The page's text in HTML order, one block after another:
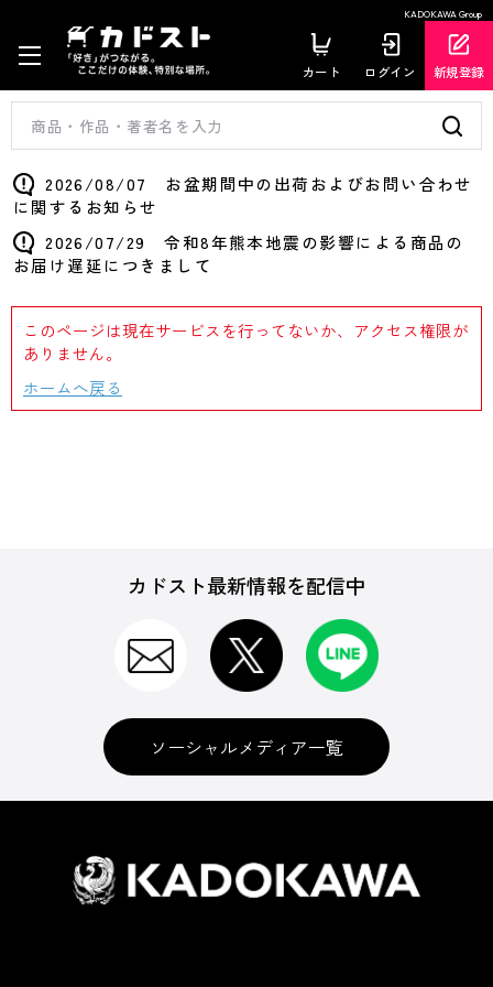
KADOKAWA Group
カート ログイン 新規登録
2026/08/07 お盆期間中の出荷およびお問い合わせ
に関するお知らせ
2026/07/29 令和8年熊本地震の影響による商品の
お届け遅延につきまして
このページは現在サービスを行ってないか、アクセス権限が
ありません。
ホームへ戻る
カドスト最新情報を配信中
ソーシャルメディア一覧